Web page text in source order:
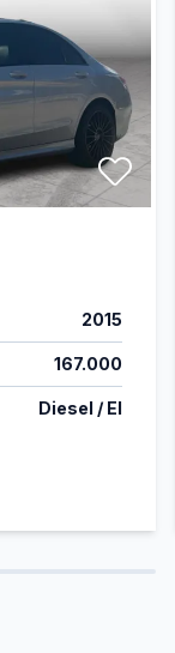
2015
167.000
Diesel / El